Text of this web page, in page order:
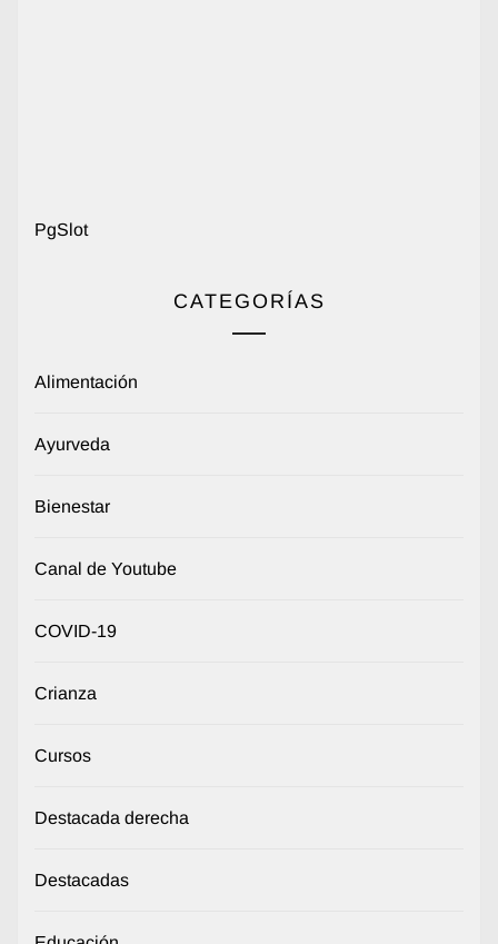
PgSlot
CATEGORÍAS
Alimentación
Ayurveda
Bienestar
Canal de Youtube
COVID-19
Crianza
Cursos
Destacada derecha
Destacadas